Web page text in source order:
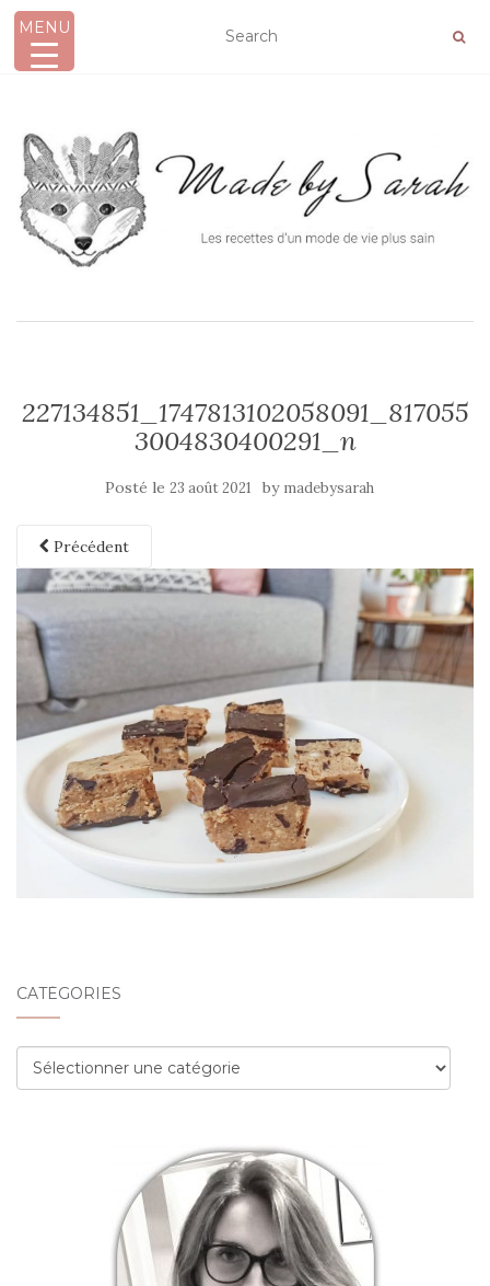
MENU
AFFICHER/MASQUER LA NAVIGATION
227134851_1747813102058091_817055
3004830400291_n
Posté le 23 août 2021 by madebysarah
Précédent
CATÉGORIES
Catégories